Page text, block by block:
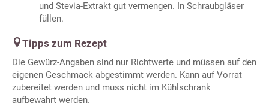
und Stevia-Extrakt gut vermengen. In Schraubgläser
füllen.
Tipps zum Rezept
Die Gewürz-Angaben sind nur Richtwerte und müssen auf den
eigenen Geschmack abgestimmt werden. Kann auf Vorrat
zubereitet werden und muss nicht im Kühlschrank
aufbewahrt werden.